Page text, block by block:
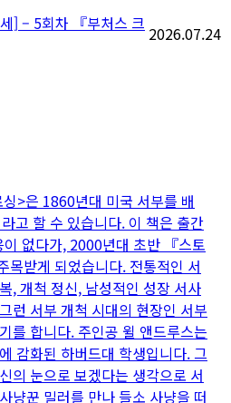
] – 5회차 『부처스 크 2026.07.24
>은 1860년대 미국 서부를 배
고 할 수 있습니다. 이 책은 출간
없다가, 2000년대 초반 『스토
목받게 되었습니다. 전통적인 서
, 개척 정신, 남성적인 성장 서사
런 서부 개척 시대의 현장인 서부
를 합니다. 주인공 윌 앤드루스는
감화된 하버드대 학생입니다. 그
의 눈으로 보겠다는 생각으로 서
냥꾼 밀러를 만나 들소 사냥을 떠